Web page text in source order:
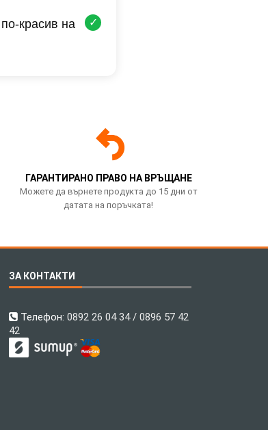
красив на
✓
ГАРАНТИРАНО ПРАВО НА ВРЪЩАНЕ
Можете да върнете продукта до 15 дни от
датата на поръчката!
ЗА КОНТАКТИ
Телефон: 0892 26 04 34 / 0896 57 42
42